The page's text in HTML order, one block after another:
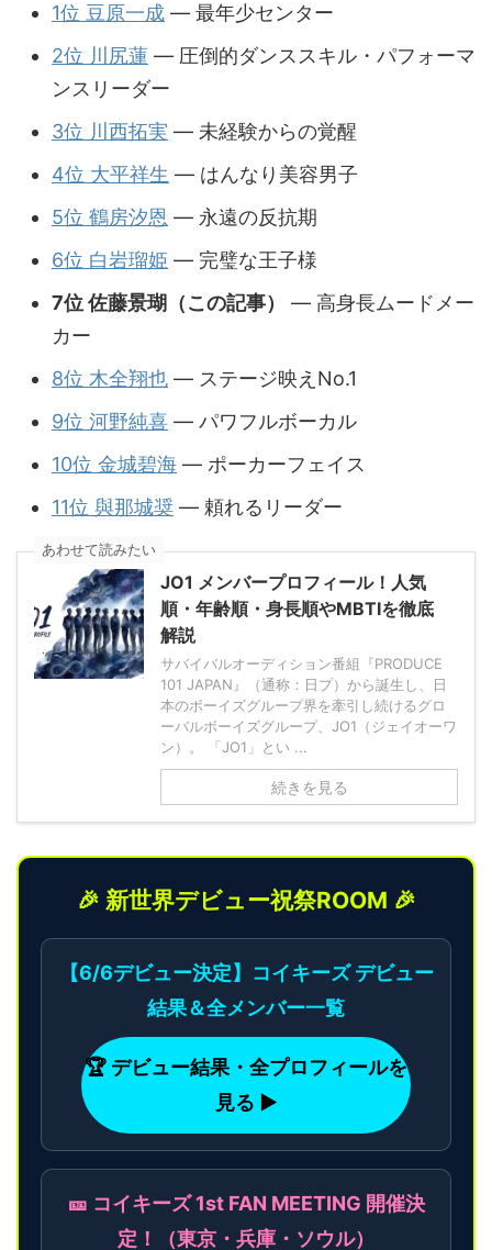
1位 豆原一成 — 最年少センター
2位 川尻蓮 — 圧倒的ダンススキル・パフォーマ
ンスリーダー
3位 川西拓実 — 未経験からの覚醒
4位 大平祥生 — はんなり美容男子
5位 鶴房汐恩 — 永遠の反抗期
6位 白岩瑠姫 — 完璧な王子様
7位 佐藤景瑚（この記事）
— 高身長ムードメー
カー
8位 木全翔也 — ステージ映えNo.1
9位 河野純喜 — パワフルボーカル
10位 金城碧海 — ポーカーフェイス
11位 與那城奨 — 頼れるリーダー
あわせて読みたい
JO1 メンバープロフィール！人気
順・年齢順・身長順やMBTIを徹底
解説
サバイバルオーディション番組『PRODUCE
101 JAPAN』（通称：日プ）から誕生し、日
本のボーイズグループ界を牽引し続けるグロ
ーバルボーイズグループ、JO1（ジェイオーワ
ン）。 「JO1」とい ...
続きを見る
🎉 新世界デビュー祝祭ROOM 🎉
【6/6デビュー決定】コイキーズ デビュー
結果＆全メンバー一覧
🏆 デビュー結果・全プロフィールを
見る ▶
🎫 コイキーズ 1st FAN MEETING 開催決
定！（東京・兵庫・ソウル）